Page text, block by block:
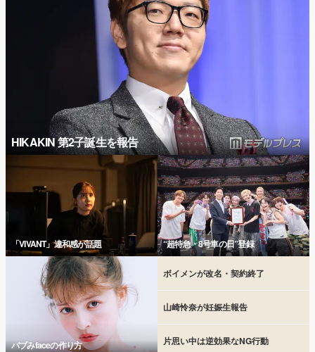
HIKAKIN 第2子誕生を報告
「VIVANT」違和感が話題 “超特急・8号車の日”登録
バブみfaceの作り方
ボイメンが改名・契約終了
山崎怜奈が妊娠生報告
片思い中は逆効果なNG行動